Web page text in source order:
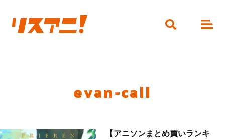
evan-call
【アニソンまとめ買いランキ